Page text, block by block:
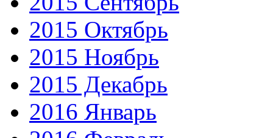
2015 Октябрь
2015 Ноябрь
2015 Декабрь
2016 Январь